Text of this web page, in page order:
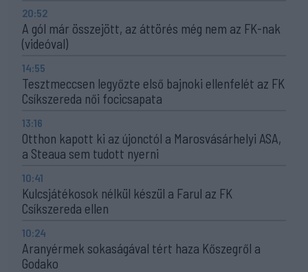
20:52
A gól már összejött, az áttörés még nem az FK-nak
(videóval)
14:55
Tesztmeccsen legyőzte első bajnoki ellenfelét az FK
Csíkszereda női focicsapata
13:16
Otthon kapott ki az újonctól a Marosvásárhelyi ASA,
a Steaua sem tudott nyerni
10:41
Kulcsjátékosok nélkül készül a Farul az FK
Csíkszereda ellen
10:24
Aranyérmek sokaságával tért haza Kőszegről a
Godako